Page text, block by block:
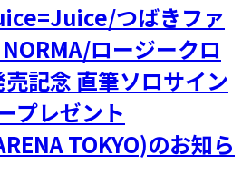
つばきファ
ロージークロ
記念 直筆ソロサイン
プレゼント
TOKYO)のお知ら